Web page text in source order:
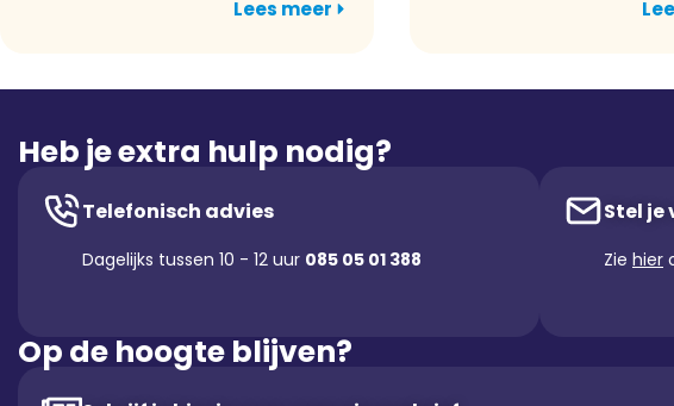
Lees meer
Heb je extra hulp nodig?
Telefonisch advies
Dagelijks tussen 10 - 12 uur 085 05 01 388
Stel je
Zie hier
Op de hoogte blijven?